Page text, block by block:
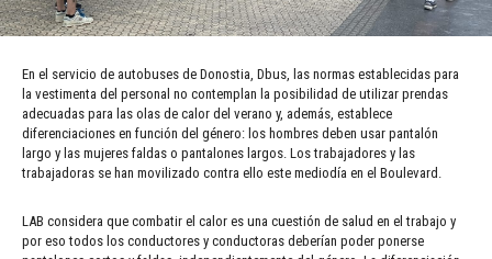
En el servicio de autobuses de Donostia, Dbus, las normas establecidas para
la vestimenta del personal no contemplan la posibilidad de utilizar prendas
adecuadas para las olas de calor del verano y, además, establece
diferenciaciones en función del género: los hombres deben usar pantalón
largo y las mujeres faldas o pantalones largos. Los trabajadores y las
trabajadoras se han movilizado contra ello este mediodía en el Boulevard.
LAB considera que combatir el calor es una cuestión de salud en el trabajo y
por eso todos los conductores y conductoras deberían poder ponerse